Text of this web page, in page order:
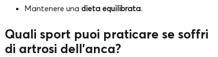
Mantenere una dieta equilibrata.
Quali sport puoi praticare se soffri
di artrosi dell’anca?